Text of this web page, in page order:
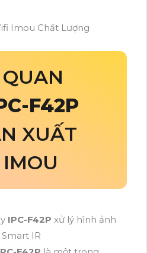
F42P
XUẤT
IPC-F42P xử lý hình ảnh
IR